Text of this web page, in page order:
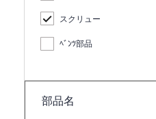
スクリュー
ﾍﾞﾝﾂ部品
部品名